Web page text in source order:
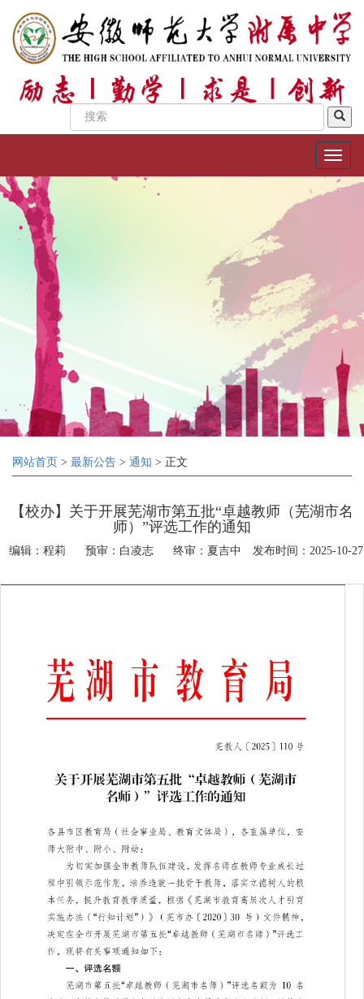
网站首页 > 最新公告 > 通知 > 正文
【校办】关于开展芜湖市第五批“卓越教师（芜湖市名
师）”评选工作的通知
编辑：程莉 预审：白凌志 终审：夏吉中 发布时间：2025-10-27